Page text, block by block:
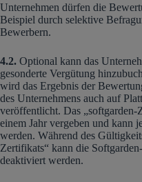
Unternehmen dürfen die
Beispiel durch selektive
Bewerbern.
4.2. Optional kann das
gesonderte Vergütung
wird das Ergebnis der
des Unternehmens auch auf
veröffentlicht. Das
einem Jahr vergeben und kann
werden. Während des
Zertifikats“ kann die
deaktiviert werden.